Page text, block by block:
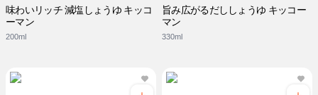
味わいリッチ 減塩しょうゆ キッコ
ーマン
200ml
旨み広がるだししょうゆ キッコー
マン
330ml